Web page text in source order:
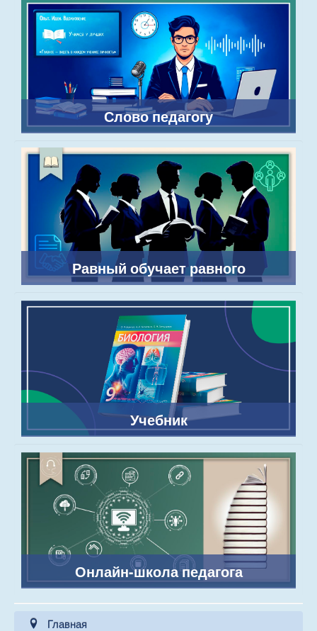
Слово педагогу
Равный обучает равного
Учебник
Онлайн-школа педагога
Главная